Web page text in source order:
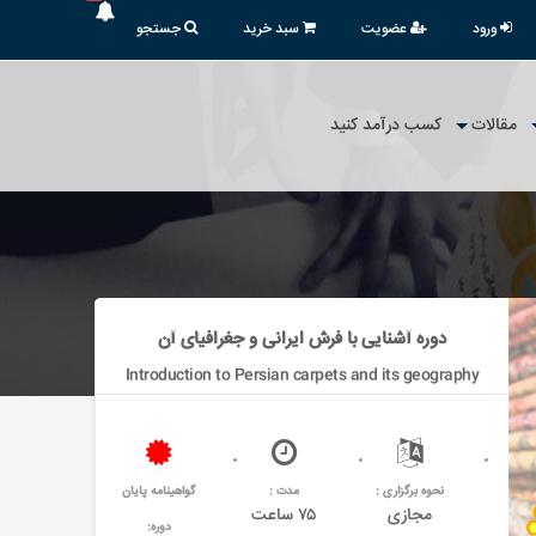
ورود عضویت سبد خرید جستجو
مقالات کسب درآمد کنید
دوره آشنایی با فرش ایرانی و جغرافیای آن
Introduction to Persian carpets and its geography
نحوه برگزاری :
مجازی
مدت :
۷۵ ساعت
گواهینامه پایان
دوره: